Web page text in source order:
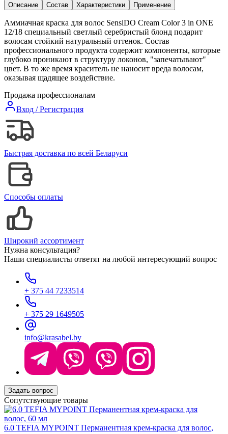
Описание
Состав Характеристики Применение
Аммиачная краска для волос SensiDO Cream Color 3 in ONE
12/18 специальный светлый серебристый блонд подарит
волосам стойкий натуральный оттенок. Состав
профессионального продукта содержит компоненты, которые
глубоко проникают в структуру локонов, "запечатывают"
цвет. В то же время краситель не наносит вреда волосам,
оказывая щадящее воздействие.
Продажа профессионалам
Вход / Регистрация
Быстрая доставка по всей Беларуси
Способы оплаты
Широкий ассортимент
Нужна консультация?
Наши специалисты ответят на любой интересующий вопрос
+ 375 44 7233514
+ 375 29 1649505
info@krasabel.by
Задать вопрос
Сопутствующие товары
6.0 TEFIA MYPOINT Перманентная крем-краска для волос,